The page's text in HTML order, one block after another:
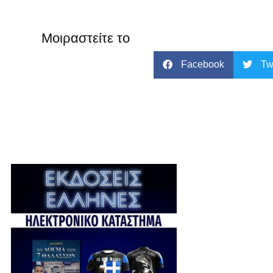
Μοιραστείτε το
Facebook